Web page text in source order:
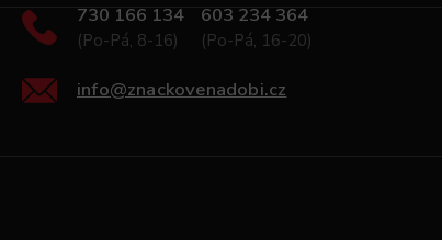
730 166 134
(Po-Pá, 8-16)
603 234 364
(Po-Pá, 16-20)
info@znackovenadobi.cz